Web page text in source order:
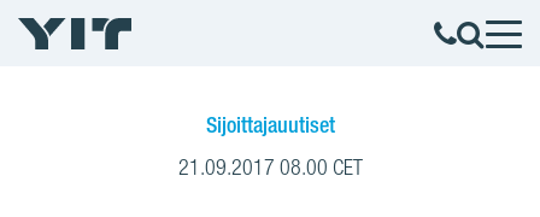
Sijoittajauutiset
21.09.2017 08.00 CET